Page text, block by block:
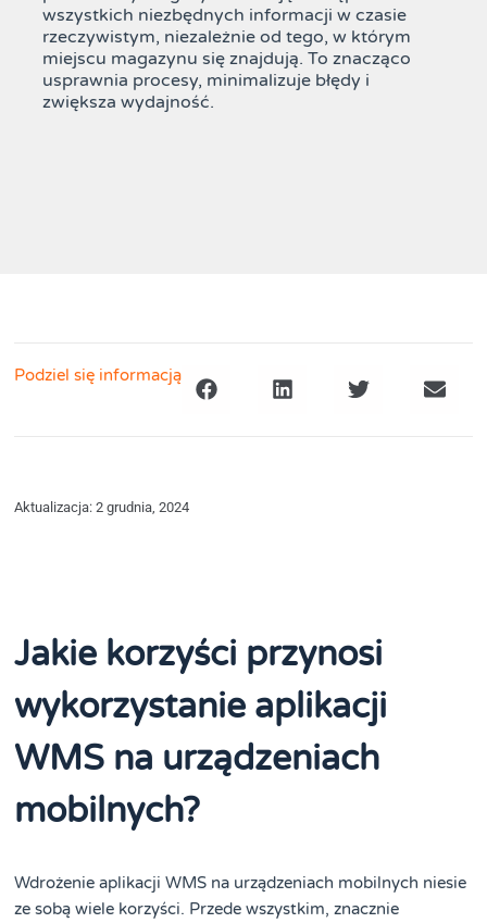
wszystkich niezbędnych informacji w czasie
rzeczywistym, niezależnie od tego, w którym
miejscu magazynu się znajdują. To znacząco
usprawnia procesy, minimalizuje błędy i
zwiększa wydajność.
Podziel się informacją
Aktualizacja: 2 grudnia, 2024
Jakie korzyści przynosi
wykorzystanie aplikacji
WMS na urządzeniach
mobilnych?
Wdrożenie aplikacji WMS na urządzeniach mobilnych niesie
ze sobą wiele korzyści. Przede wszystkim, znacznie